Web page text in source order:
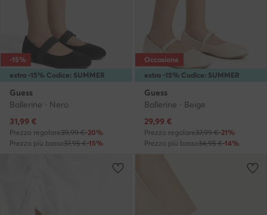
extra -15% Codice: SUMMER
-15%
Guess
Ballerine · Nero
Prezzo attuale
31,99 €
Prezzo regolare39,99 €-20%
Prezzo più basso37,95 €-15%
extra -15% Codice: SUMMER
Occasione
Guess
Ballerine · Beige
Prezzo attuale
29,99 €
Prezzo regolare37,99 €-21%
Prezzo più basso34,95 €-14%